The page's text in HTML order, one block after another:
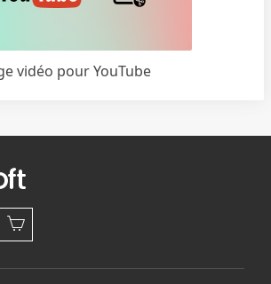
vidéo pour YouTube